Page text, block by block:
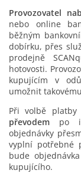
Provozovatel
nebo online
běžným
dobírku, přes
prodejně
hotovosti.
kupujícím v
umožnit
Při volbě platby
převodem po
objednávky
vyplní potřebné
bude
kupujícího.